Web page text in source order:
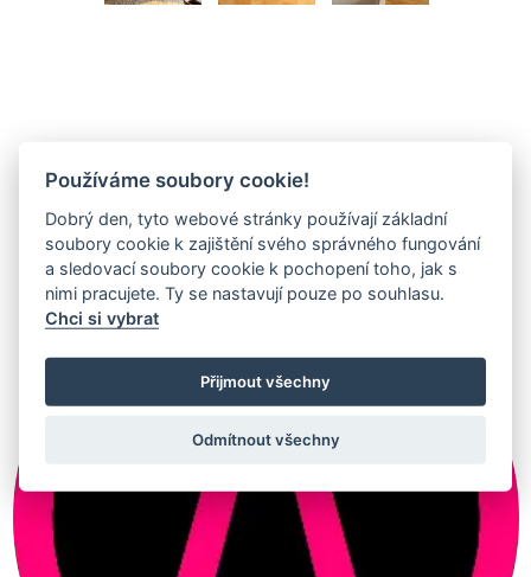
Autoři projektu
Používáme soubory cookie!
Dobrý den, tyto webové stránky používají základní
soubory cookie k zajištění svého správného fungování
a sledovací soubory cookie k pochopení toho, jak s
nimi pracujete. Ty se nastavují pouze po souhlasu.
Chci si vybrat
Přijmout všechny
Odmítnout všechny